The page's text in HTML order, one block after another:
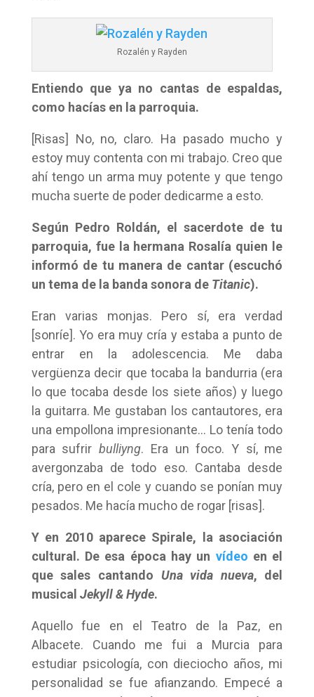
Rozalén y Rayden
Entiendo que ya no cantas de espaldas,
como hacías en la parroquia.
[Risas] No, no, claro. Ha pasado mucho y
estoy muy contenta con mi trabajo. Creo que
ahí tengo un arma muy potente y que tengo
mucha suerte de poder dedicarme a esto.
Según Pedro Roldán, el sacerdote de tu
parroquia, fue la hermana Rosalía quien le
informó de tu manera de cantar (escuchó
un tema de la banda sonora de Titanic).
Eran varias monjas. Pero sí, era verdad
[sonríe]. Yo era muy cría y estaba a punto de
entrar en la adolescencia. Me daba
vergüenza decir que tocaba la bandurria (era
lo que tocaba desde los siete años) y luego
la guitarra. Me gustaban los cantautores, era
una empollona impresionante… Lo tenía todo
para sufrirbulliyng. Era un foco. Y sí, me
avergonzaba de todo eso. Cantaba desde
cría, pero en el cole y cuando se ponían muy
pesados. Me hacía mucho de rogar [risas].
Y en 2010 aparece Spirale, la asociación
cultural. De esa época hay un vídeo en el
que sales cantando Una vida nueva, del
musical Jekyll & Hyde.
Aquello fue en el Teatro de la Paz, en
Albacete. Cuando me fui a Murcia para
estudiar psicología, con dieciocho años, mi
personalidad se fue afianzando. Empecé a